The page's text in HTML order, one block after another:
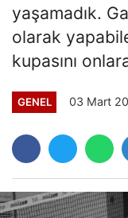
yaşamadık.
olarak
kupasını
GENEL 03 Mart